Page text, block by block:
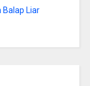
Balap Liar